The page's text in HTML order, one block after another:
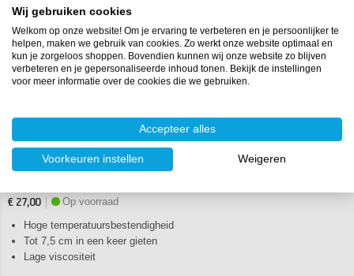
RESION Epoxy giethars voor grote gietingen
€ 27,00
Op voorraad
Hoge temperatuursbestendigheid
Tot 7,5 cm in een keer gieten
Lage viscositeit
Wij gebruiken cookies
Welkom op onze website! Om je ervaring te verbeteren en je persoonlijker te
helpen, maken we gebruik van cookies. Zo werkt onze website optimaal en
kun je zorgeloos shoppen. Bovendien kunnen wij onze website zo blijven
verbeteren en je gepersonaliseerde inhoud tonen. Bekijk de instellingen
voor meer informatie over de cookies die we gebruiken.
Accepteer alles
Voorkeuren instellen Weigeren